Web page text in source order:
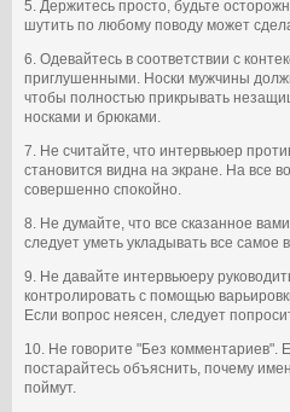
5. Держитесь просто, будьте
шутить по любому поводу может
6. Одевайтесь в соответствии с
приглушенными. Носки мужчины
чтобы полностью прикрывать
носками и брюками.
7. Не считайте, что интервьюер
становится видна на экране. На все
совершенно спокойно.
8. Не думайте, что все сказанное
следует уметь укладывать все самое
9. Не давайте интервьюеру
контролировать с помощью
Если вопрос неясен, следует
10. Не говорите "Без комментариев".
постарайтесь объяснить, почему
поймут.